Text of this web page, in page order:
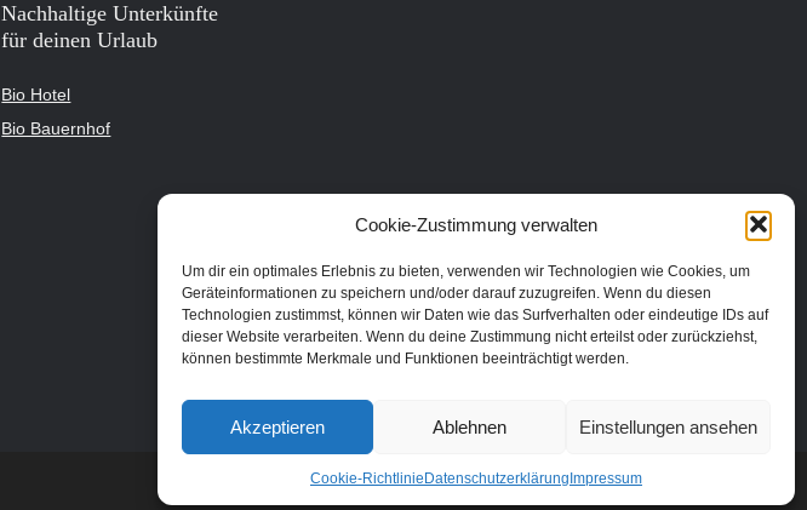
Cookie-Zustimmung verwalten
Um dir ein optimales Erlebnis zu bieten, verwenden wir Technologien wie Cookies, um
Geräteinformationen zu speichern und/oder darauf zuzugreifen. Wenn du diesen
Technologien zustimmst, können wir Daten wie das Surfverhalten oder eindeutige IDs auf
dieser Website verarbeiten. Wenn du deine Zustimmung nicht erteilst oder zurückziehst,
können bestimmte Merkmale und Funktionen beeinträchtigt werden.
Akzeptieren Ablehnen Einstellungen ansehen
Cookie-Richtlinie Datenschutzerklärung Impressum
Nachhaltige Unterkünfte
für deinen Urlaub
Bio Hotel
Bio Bauernhof